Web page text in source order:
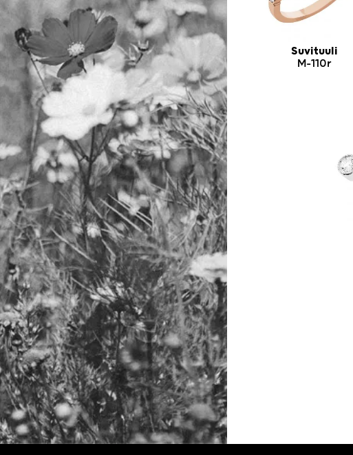
Suvituuli
M-110r